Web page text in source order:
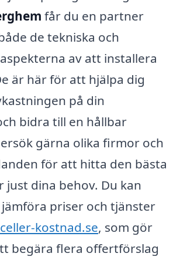
får du en partner
de tekniska och
av att installera
är här för att hjälpa dig
på din
bidra till en hållbar
gärna olika firmor och
för att hitta den bästa
just dina behov. Du kan
priser och tjänster
kostnad.se, som gör
begära flera offertförslag